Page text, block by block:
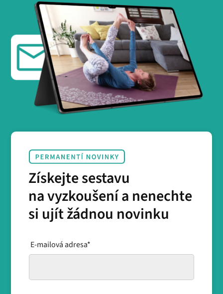
Získejte sestavu
na vyzkoušení a nenechte
si ujít žádnou novinku
E-mailová adresa*